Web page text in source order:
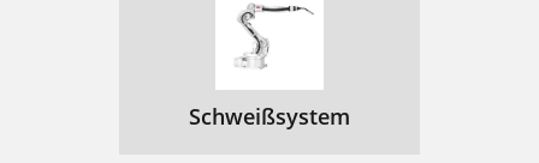
Schweißsystem